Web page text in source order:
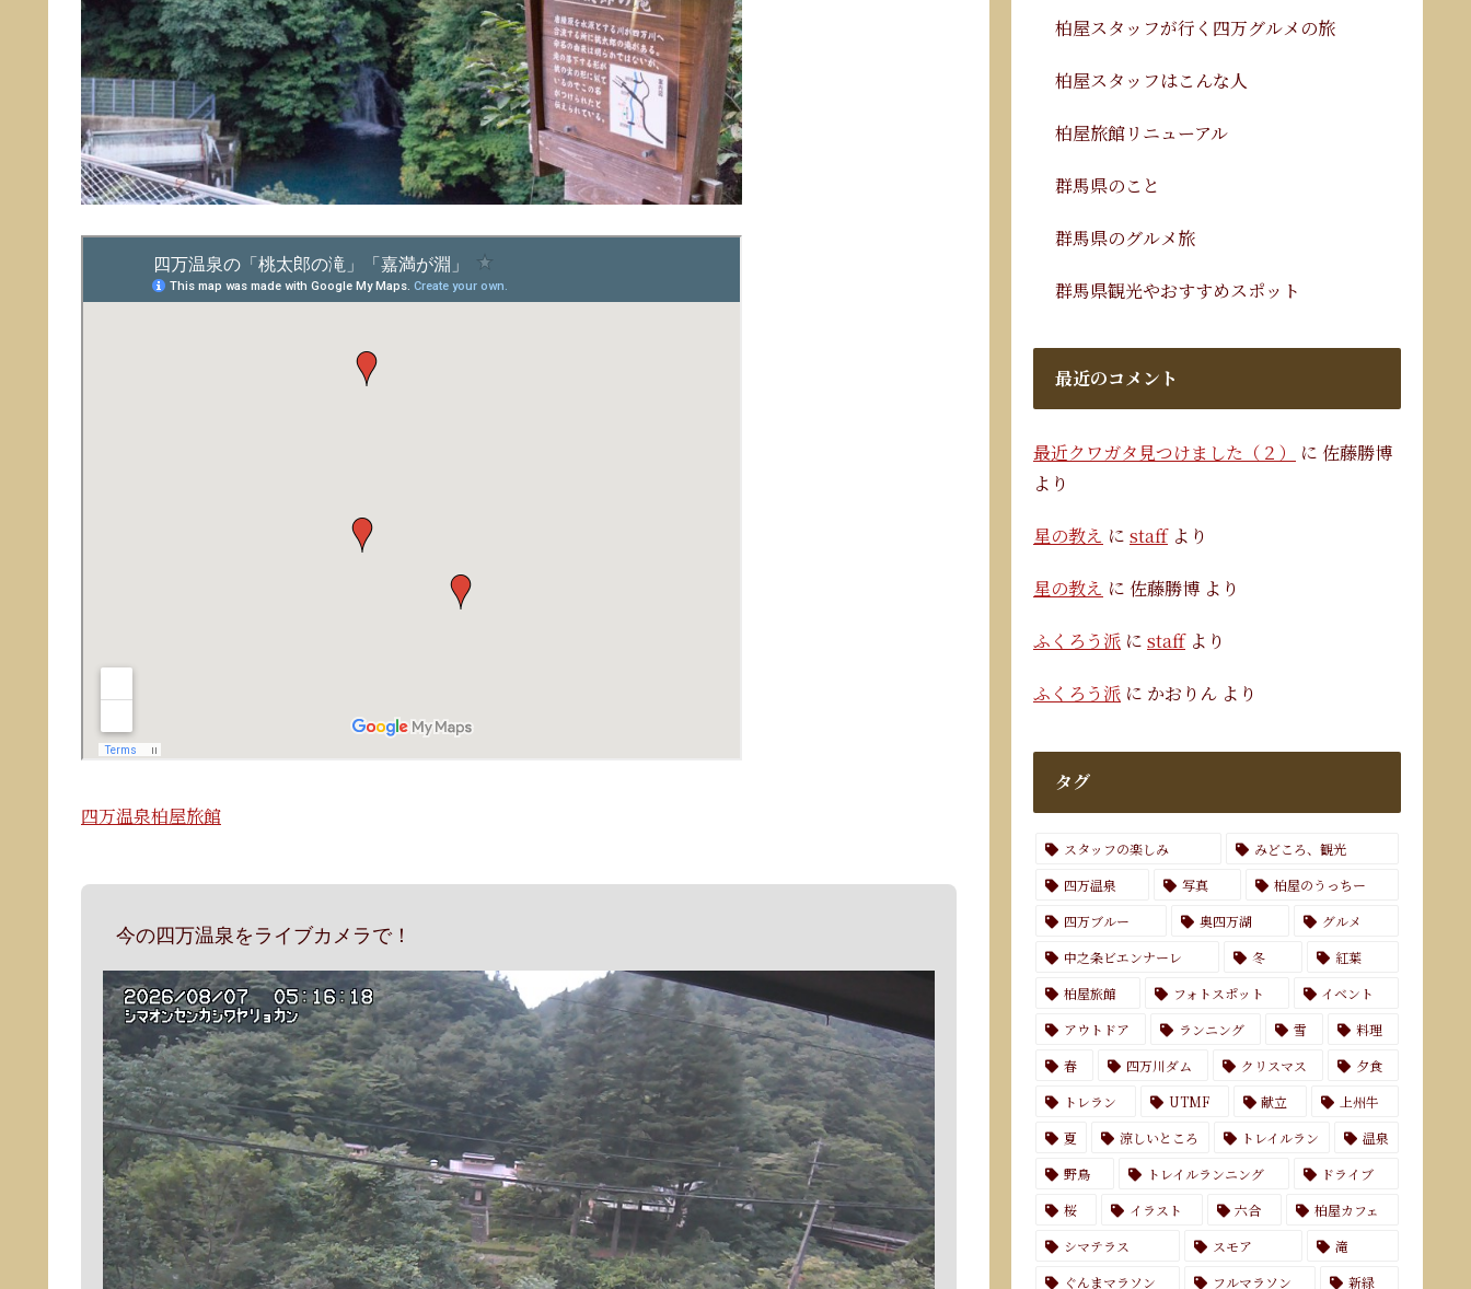
四万温泉柏屋旅館
今の四万温泉をライブカメラで！
柏屋スタッフが行く四万グルメの旅
柏屋スタッフはこんな人
柏屋旅館リニューアル
群馬県のこと
群馬県のグルメ旅
群馬県観光やおすすめスポット
最近のコメント
最近クワガタ見つけました（２） に 佐藤勝博
より
星の教え に staffより
星の教え に 佐藤勝博 より
ふくろう派 に staffより
ふくろう派 に かおりん より
タグ
スタッフの楽しみ
みどころ、観光
四万温泉
写真
柏屋のうっちー
四万ブルー
奥四万湖
グルメ
中之条ビエンナーレ
冬
紅葉
柏屋旅館
フォトスポット
イベント
アウトドア
ランニング 雪
料理
春
四万川ダム クリスマス
夕食
トレラン
UTMF 献立
上州牛
夏
涼しいところ トレイルラン
温泉
野鳥
トレイルランニング
ドライブ
桜
イラスト 六合
柏屋カフェ
シマテラス
スモア
滝
ぐんまマラソン
フルマラソン 新緑